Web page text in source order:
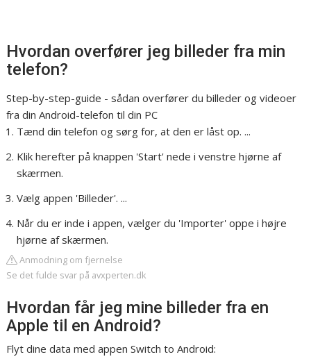
Hvordan overfører jeg billeder fra min
telefon?
Step-by-step-guide - sådan overfører du billeder og videoer
fra din Android-telefon til din PC
Tænd din telefon og sørg for, at den er låst op. ...
Klik herefter på knappen 'Start' nede i venstre hjørne af
skærmen.
Vælg appen 'Billeder'. ...
Når du er inde i appen, vælger du 'Importer' oppe i højre
hjørne af skærmen.
Anmodning om fjernelse
Se det fulde svar på avxperten.dk
Hvordan får jeg mine billeder fra en
Apple til en Android?
Flyt dine data med appen Switch to Android: